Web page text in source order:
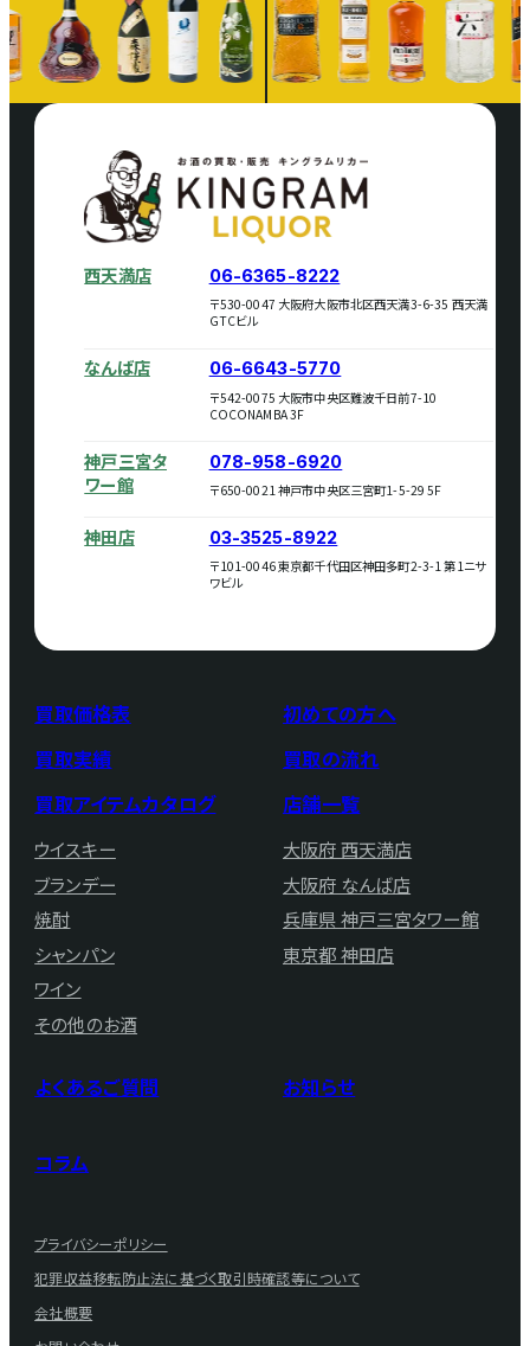
買取価格表
買取実績
買取アイテムカタログ
ウイスキー
ブランデー
焼酎
シャンパン
ワイン
その他のお酒
初めての方へ
買取の流れ
店舗一覧
大阪府 西天満店
大阪府 なんば店
兵庫県 神戸三宮タワー館
東京都 神田店
よくあるご質問 お知らせ
コラム
プライバシーポリシー
犯罪収益移転防止法に基づく取引時確認等について
会社概要
西天満店 06-6365-8222
〒530-0047 大阪府大阪市北区西天満3-6-35 西天満
GTCビル
なんば店 06-6643-5770
〒542-0075 大阪市中央区難波千日前7-10
COCONAMBA 3F
神戸三宮タ
ワー館
078-958-6920
〒650-0021 神戸市中央区三宮町1-5-29 5F
神田店 03-3525-8922
〒101-0046 東京都千代田区神田多町2-3-1 第1ニサ
ワビル